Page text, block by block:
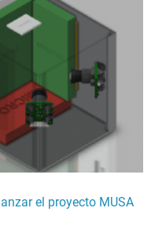
el proyecto MUSA